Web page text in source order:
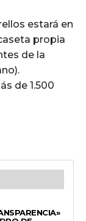
estará en
propia
de la
de 1.500